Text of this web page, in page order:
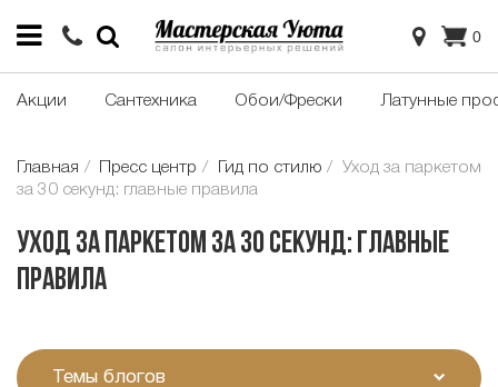
0
Акции Сантехника Обои/Фрески Латунные
Главная Пресс центр Гид по стилю
Уход за паркетом
за 30 секунд: главные правила
Уход за паркетом за 30 секунд: главные
правила
Темы блогов